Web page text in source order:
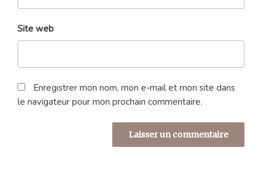
Site web
Enregistrer mon nom, mon e-mail et mon site dans
le navigateur pour mon prochain commentaire.